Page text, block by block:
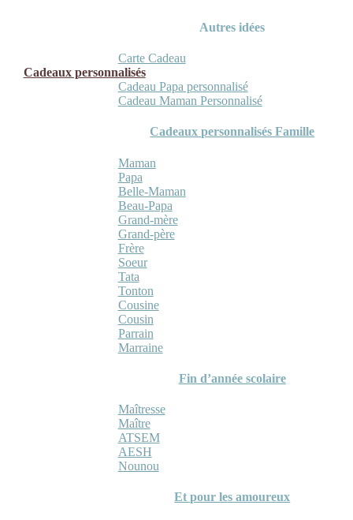
Autres idées
Carte Cadeau
Cadeaux personnalisés
Cadeau Papa personnalisé
Cadeau Maman Personnalisé
Cadeaux personnalisés Famille
Maman
Papa
Belle-Maman
Beau-Papa
Grand-mère
Grand-père
Frère
Soeur
Tata
Tonton
Cousine
Cousin
Parrain
Marraine
Fin d’année scolaire
Maîtresse
Maître
ATSEM
AESH
Nounou
Et pour les amoureux